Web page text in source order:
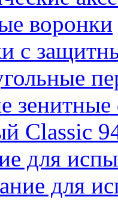
воронки
с
Classic
для
для